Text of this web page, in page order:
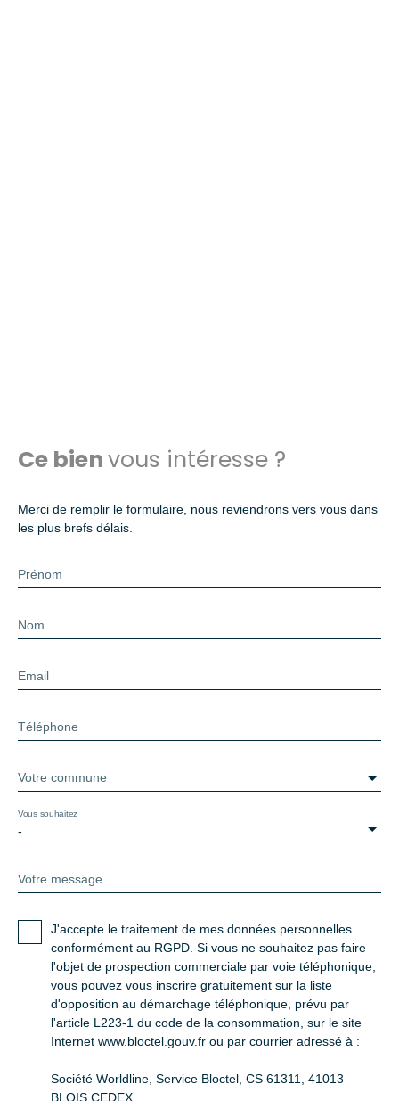
Ce bienvous intéresse ?
Merci de remplir le formulaire, nous reviendrons vers vous dans
les plus brefs délais.
Prénom
Nom
Email
Téléphone
Votre commune
-
Vous souhaitez
Votre message
J'accepte le traitement de mes données personnelles
conformément au RGPD. Si vous ne souhaitez pas faire
l'objet de prospection commerciale par voie téléphonique,
vous pouvez vous inscrire gratuitement sur la liste
d'opposition au démarchage téléphonique, prévu par
l'article L223-1 du code de la consommation, sur le site
Internet www.bloctel.gouv.fr ou par courrier adressé à :
Société Worldline, Service Bloctel, CS 61311, 41013
BLOIS CEDEX.